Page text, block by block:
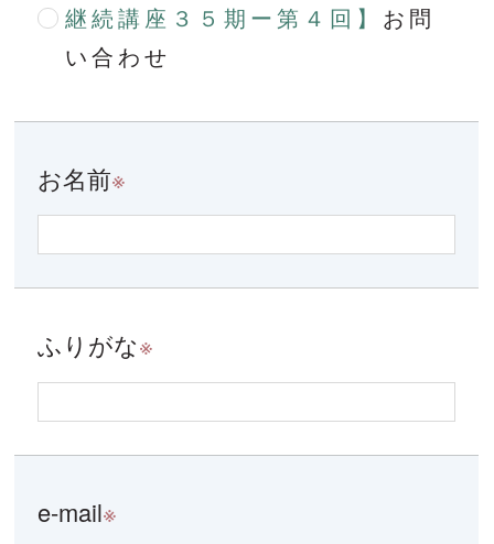
継続講座３５期ー第４回】 お問
い合わせ
お名前※
ふりがな※
e-mail※